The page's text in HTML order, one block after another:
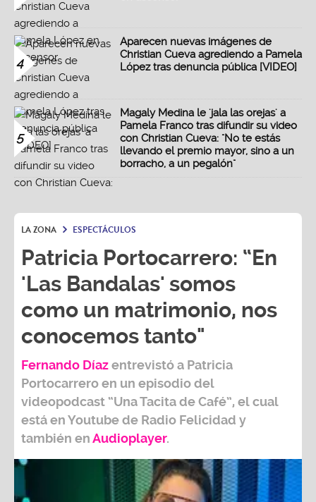
4
Aparecen nuevas imágenes de
Christian Cueva agrediendo a Pamela
López tras denuncia pública [VIDEO]
5
Magaly Medina le 'jala las orejas' a
Pamela Franco tras difundir su video
con Christian Cueva: "No te estás
llevando el premio mayor, sino a un
borracho, a un pegalón"
LA ZONA ESPECTÁCULOS
Patricia Portocarrero: “En
'Las Bandalas' somos
como un matrimonio, nos
conocemos tanto"
Fernando Díazentrevistó a Patricia
Portocarreroen un episodio del
videopodcast “Una Tacita de Café”, el cual
está en Youtube de Radio Felicidad y
también enAudioplayer.